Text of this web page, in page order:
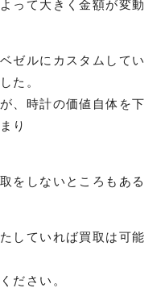
って大きく金額が変動
ゼルにカスタムしてい
た。
、 時計の価値自体を下
り
をしないところもある
していれば買取は可能
ださい。